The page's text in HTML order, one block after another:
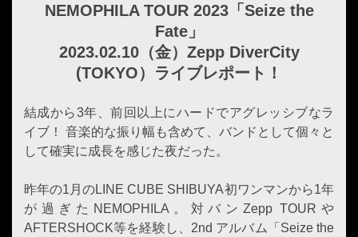
NEMOPHILA TOUR 2023「Seize the
Fate」
2023.02.10（金）Zepp DiverCity
(TOKYO）ライブレポート！
結成から3年、前回以上にハードでアグレッシブなラ
イブ！ 音楽的な振り幅も含めて、バンドとして個々と
して確実に成長を感じた夜だった。
昨年の1月のLINE CUBE SHIBUYA初ワンマンから1年
が過ぎたNEMOPHILA。対バンZepp TOURや
AFTERSHOCK等を経験し、2nd アルバム「Seize the